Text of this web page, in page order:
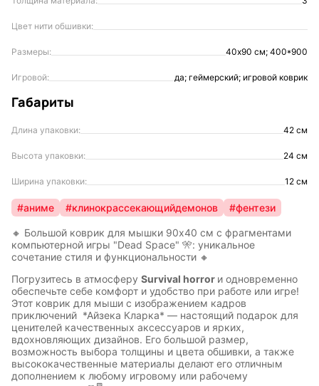
Цвет нити обшивки:
Размеры: 40х90 см; 400*900
Игровой: да; геймерский; игровой коврик
Габариты
Длина упаковки: 42 см
Высота упаковки: 24 см
Ширина упаковки: 12 см
#аниме #клинокрассекающийдемонов #фентези
🔸 Большой коврик для мышки 90x40 см с фрагментами
компьютерной игры "Dead Space" 🎌: уникальное
сочетание стиля и функциональности 🔸
Погрузитесь в атмосферу Survival horror и одновременно
обеспечьте себе комфорт и удобство при работе или игре!
Этот коврик для мыши с изображением кадров
приключений *Айзека Кларка* — настоящий подарок для
ценителей качественных аксессуаров и ярких,
вдохновляющих дизайнов. Его большой размер,
возможность выбора толщины и цвета обшивки, а также
высококачественные материалы делают его отличным
дополнением к любому игровому или рабочему